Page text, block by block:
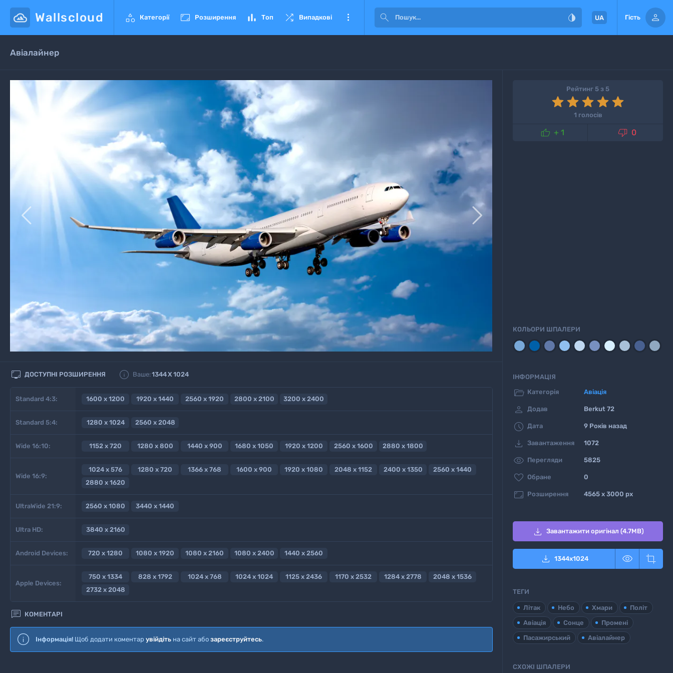
Wallscloud  Категорії  Розширення  Топ  Випадкові    UA Гість 
Авіалайнер
 
 ДОСТУПНІ РОЗШИРЕННЯ  Ваше:1344X 1024
Standard 4:3: 1600 x 1200 1920 x 1440 2560 x 1920 2800 x 2100 3200 x 2400
Standard 5:4: 1280 x 1024 2560 x 2048
Wide 16:10: 1152 x 720 1280 x 800 1440 x 900 1680 x 1050 1920 x 1200 2560 x 1600 2880 x 1800
Wide 16:9:
1024 x 576 1280 x 720 1366 x 768 1600 x 900 1920 x 1080 2048 x 1152 2400 x 1350
2560 x 1440
2880 x 1620
UltraWide 21:9: 2560 x 1080 3440 x 1440
Ultra HD: 3840 x 2160
Android Devices: 720 x 1280 1080 x 1920 1080 x 2160 1080 x 2400 1440 x 2560
Apple Devices:
750 x 1334 828 x 1792 1024 x 768 1024 x 1024 1125 x 2436 1170 x 2532 1284 x 2778
2048 x 1536
2732 x 2048
 КОМЕНТАРІ
Інформація! Щоб додати коментар увійдіть на сайт або зареєструйтесь.
Рейтинг 5 з 5
1 голосів
 + 1  0
КОЛЬОРИ ШПАЛЕРИ
ІНФОРМАЦІЯ
 Категорія Авіація
 Додав Berkut 72
 Дата 9 Років назад
 Завантаження 1072
 Перегляди 5825
 Обране 0
 Розширення 4565 x 3000 px
 Завантажити оригінал (4.7MB)
 1344x1024  
ТЕГИ
Літак Небо Хмари
Політ
Авіація
Сонце
Промені
Пасажирський
Авіалайнер
СХОЖІ ШПАЛЕРИ